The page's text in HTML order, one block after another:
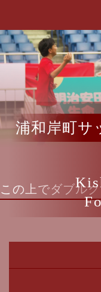
浦和岸町サ
この上でダブル